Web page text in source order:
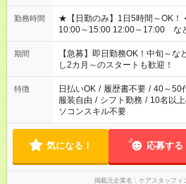
勤務時間
★【日勤のみ】1日5時間～OK！ ≪シフト例≫ 9:00～14:00
10:00～15:00 12:00～17:00 な
期間
【急募】即日勤務OK！中旬～
し2カ月～のスタートも歓迎！
特徴 日払いOK / 履歴書不要 / 40～50
服装自由 / シフト勤務 / 10名以
ソコンスキル不要
気になる！ 応募する
掲載元企業名 ケアスタッフィ